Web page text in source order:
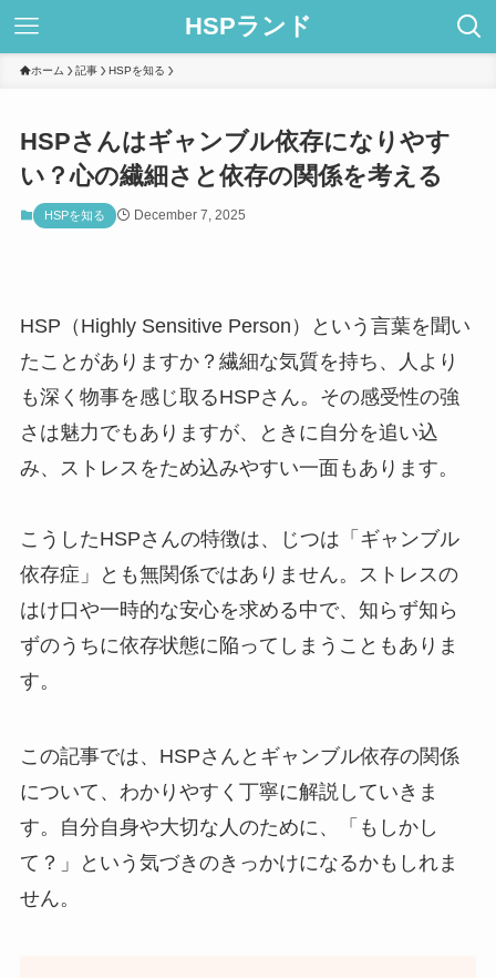
HSPランド
ホーム 記事 HSPを知る
HSPさんはギャンブル依存になりやす
い？心の繊細さと依存の関係を考える
HSPを知る December 7, 2025
HSP（Highly Sensitive Person）という言葉を聞い
たことがありますか？繊細な気質を持ち、人より
も深く物事を感じ取るHSPさん。その感受性の強
さは魅力でもありますが、ときに自分を追い込
み、ストレスをため込みやすい一面もあります。
こうしたHSPさんの特徴は、じつは「ギャンブル
依存症」とも無関係ではありません。ストレスの
はけ口や一時的な安心を求める中で、知らず知ら
ずのうちに依存状態に陥ってしまうこともありま
す。
この記事では、HSPさんとギャンブル依存の関係
について、わかりやすく丁寧に解説していきま
す。自分自身や大切な人のために、「もしかし
て？」という気づきのきっかけになるかもしれま
せん。